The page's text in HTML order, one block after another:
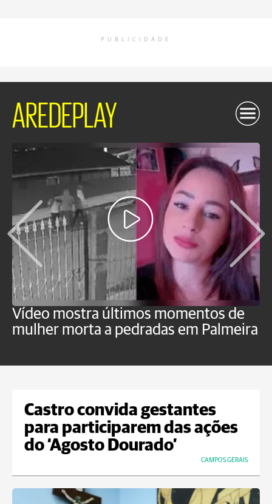
PUBLICIDADE
AREDEPLAY
Vídeo mostra últimos momentos de
mulher morta a pedradas em Palmeira
Castro convida gestantes
para participarem das ações
do ‘Agosto Dourado’
CAMPOS GERAIS